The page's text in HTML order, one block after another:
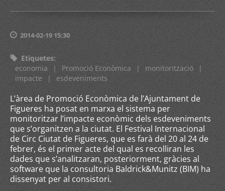
2014-02-19 15:30
Etiquetes:
economia
| Promoció Econòmica | monitorització
|
impacte | esdeveniments
L’àrea de Promoció Econòmica de l’Ajuntament de
Figueres ha posat en marxa el sistema per
monitoritzar l’impacte econòmic dels esdeveniments
que s’organitzen a la ciutat. El Festival Internacional
de Circ Ciutat de Figueres, que es farà del 20 al 24 de
febrer, és el primer acte del qual es recolliran les
dades que s’analitzaran, posteriorment, gràcies al
software que la consultoria Baldrick&Munitz (BIM) ha
dissenyat per al consistori.